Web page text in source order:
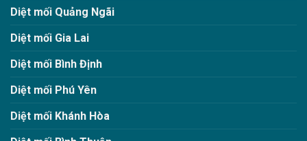
Diệt mối Quảng Ngãi
Diệt mối Gia Lai
Diệt mối Bình Định
Diệt mối Phú Yên
Diệt mối Khánh Hòa